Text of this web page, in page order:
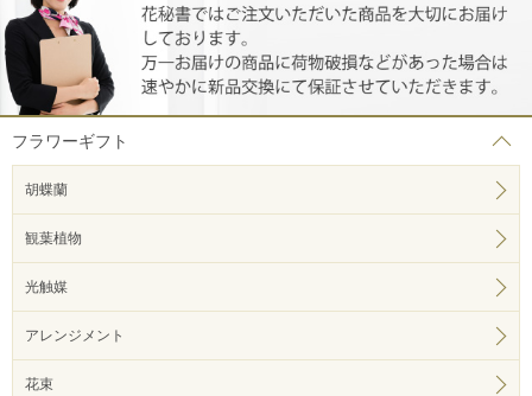
フラワーギフト
胡蝶蘭
観葉植物
光触媒
アレンジメント
花束